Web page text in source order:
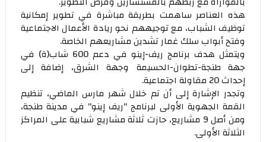
هذه العناصر ساهمت بطريقة مباشرة في تطوير إمكانية
توظيف الشباب، مع توجيههم نحو ريادة الأعمال الاجتماعية
وفتح أبواب سلك غمار تشدين مشاريعهم الخاصة.
ويتمثل هدف برنامج ريف-إينو في دعم 600 شاب(ة) في
جهة طنجة-تطوان-الحسيمة وجهة الشرق، إضافة إلى
إحداث 20 مقاولة اجتماعية.
وتجدر الإشارة إلى أن تم خلال شهر مارس الماضي، تنظيم
القمة الجهوية الأولى لبرنامج "ريف إينو" في مدينة طنجة،
ومن أصل 9 مشاريع، حازت ثلاثة مشاريع شبابية على المراكز
الثلاثة الأولى.